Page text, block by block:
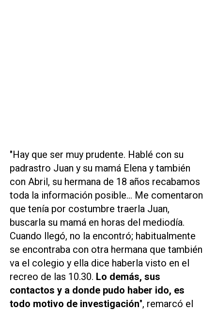
"Hay que ser muy prudente. Hablé con su
padrastro Juan y su mamá Elena y también
con Abril, su hermana de 18 años recabamos
toda la información posible... Me comentaron
que tenía por costumbre traerla Juan,
buscarla su mamá en horas del mediodía.
Cuando llegó, no la encontró; habitualmente
se encontraba con otra hermana que también
va el colegio y ella dice haberla visto en el
recreo de las 10.30. Lo demás, sus
contactos y a donde pudo haber ido, es
todo motivo de investigación", remarcó el